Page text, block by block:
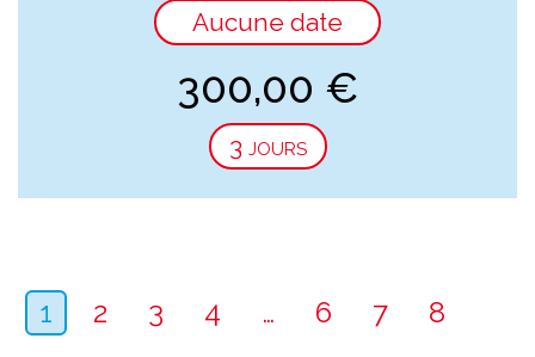
Aucune date
300,00 €
3 jours
1 2 3 4 … 6 7
8